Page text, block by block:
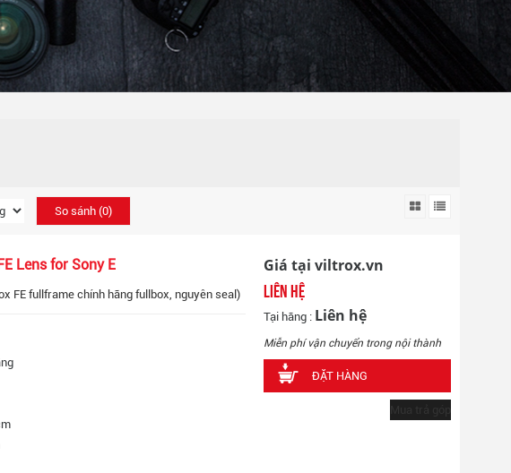
So sánh (0)
Lens for Sony E
FE fullframe chính hãng fullbox, nguyên seal)
Giá tại viltrox.vn
Liên hệ
Tại hãng : Liên hệ
Miễn phí vận chuyển trong nội thành
ĐẶT HÀNG